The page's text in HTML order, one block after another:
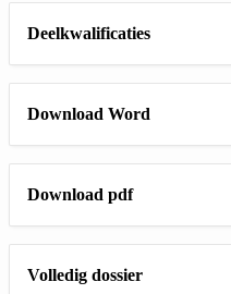
Deelkwalificaties
Download Word
Download pdf
Volledig dossier